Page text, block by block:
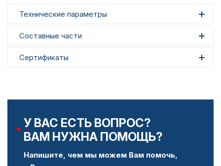
Технические параметры
Составные части
Сертификаты
У ВАС ЕСТЬ ВОПРОС?
ВАМ НУЖНА ПОМОЩЬ?
Напишите, чем мы можем Вам помочь,